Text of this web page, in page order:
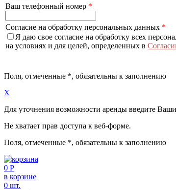
Ваш телефонный номер *
Согласие на обработку персональных данных *
Я даю свое согласие на обработку всех
на условиях и для целей, определенных в
Поля, отмеченные *, обязательны к заполнению
X
Для уточнения возможности аренды введите
Не хватает прав доступа к веб-форме.
Поля, отмеченные *, обязательны к заполнению
0 Р
в корзине
0 шт.